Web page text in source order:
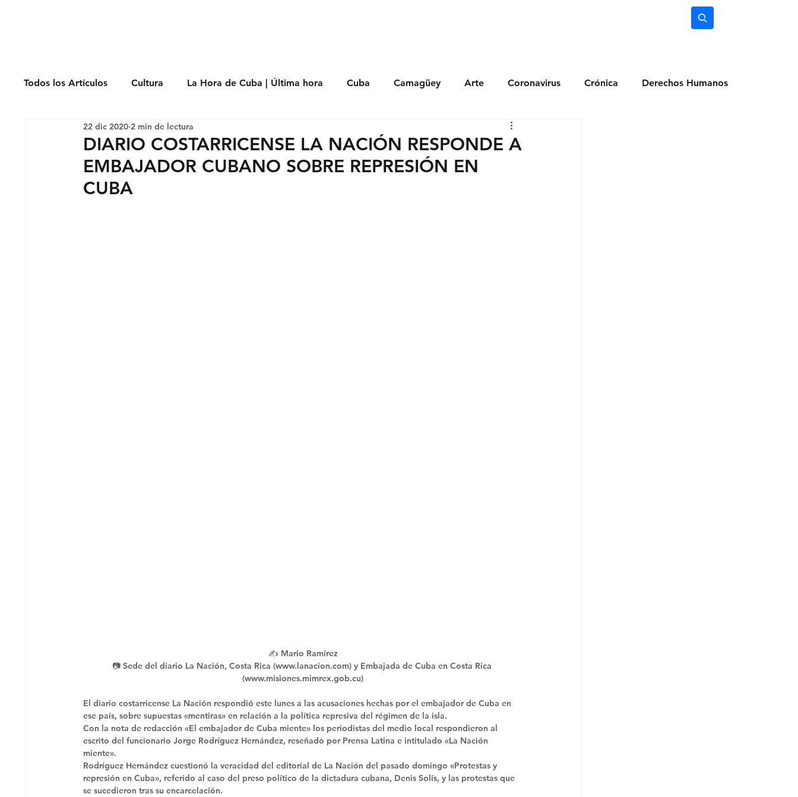
Todos los Artículos Cultura La Hora de Cuba | Última hora Cuba Camagüey Arte Coronavirus Crónica Derechos Humanos
Economía Feminicidio Entrevistas
DIARIO COSTARRICENSE LA NACIÓN RESPONDE A
EMBAJADOR CUBANO SOBRE REPRESIÓN EN
CUBA
22 dic 2020 2 min de lectura
✍️ Mario Ramírez
📷 Sede del diario La Nación, Costa Rica (www.lanacion.com) y Embajada de Cuba en Costa Rica
(www.misiones.mimrex.gob.cu)
El diario costarricense La Nación respondió este lunes a las acusaciones hechas por el embajador de Cuba en
ese país, sobre supuestas «mentiras» en relación a la política represiva del régimen de la isla.
Con la nota de redacción «El embajador de Cuba miente» los periodistas del medio local respondieron al
escrito del funcionario Jorge Rodríguez Hernández, reseñado por Prensa Latina e intitulado «La Nación
miente».
Rodríguez Hernández cuestionó la veracidad del editorial de La Nación del pasado domingo «Protestas y
represión en Cuba», referido al caso del preso político de la dictadura cubana, Denis Solís, y las protestas que
se sucedieron tras su encarcelación.